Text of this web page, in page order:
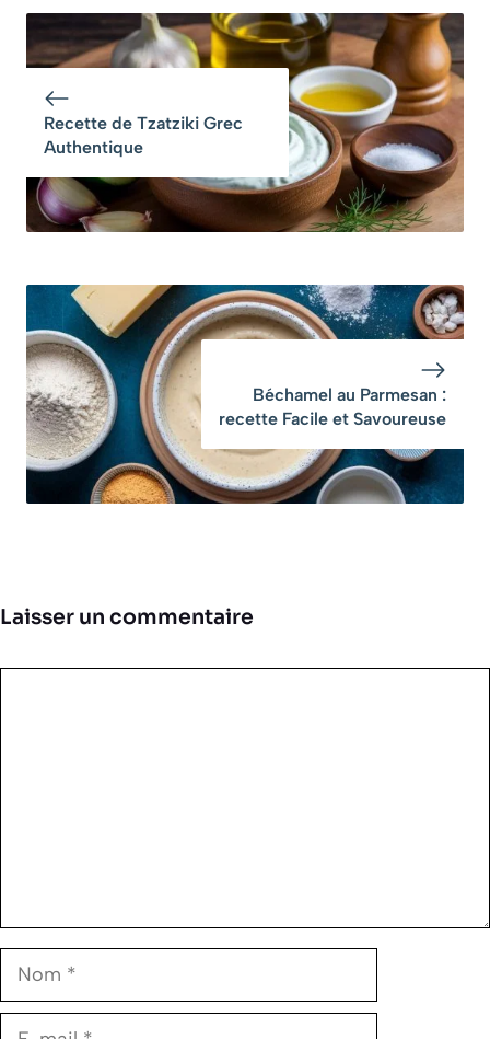
ce qui leur fait
perdre toutes
leurs vitamines et
leur croquant
pommes et
spéculoos me vaut
tellement d’éloges
que je la fais
chaque dimanche
d’automne »
Recette de Tzatziki Grec
Authentique
Béchamel au Parmesan :
recette Facile et Savoureuse
Laisser un commentaire
Nom
E-